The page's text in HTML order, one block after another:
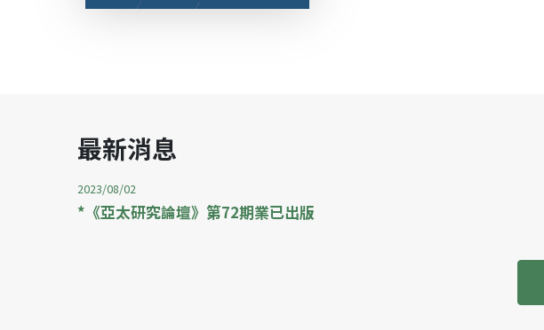
最新消息
2023/08/02
*《亞太研究論壇》第72期業已出版